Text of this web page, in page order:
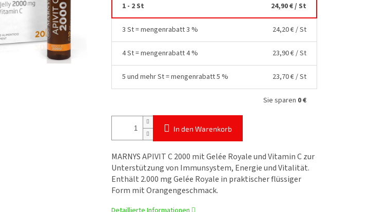
1 - 2 St 24,90 €/ St
3 St = mengenrabatt 3 % 24,20 €/ St
4 St = mengenrabatt 4 % 23,90 €/ St
5 und mehr St = mengenrabatt 5 % 23,70 €/ St
Sie sparen 0 €
In den Warenkorb
MARNYS APIVIT C 2000 mit Gelée Royale und Vitamin C zur
Unterstützung von Immunsystem, Energie und Vitalität.
Enthält 2.000 mg Gelée Royale in praktischer flüssiger
Form mit Orangengeschmack.